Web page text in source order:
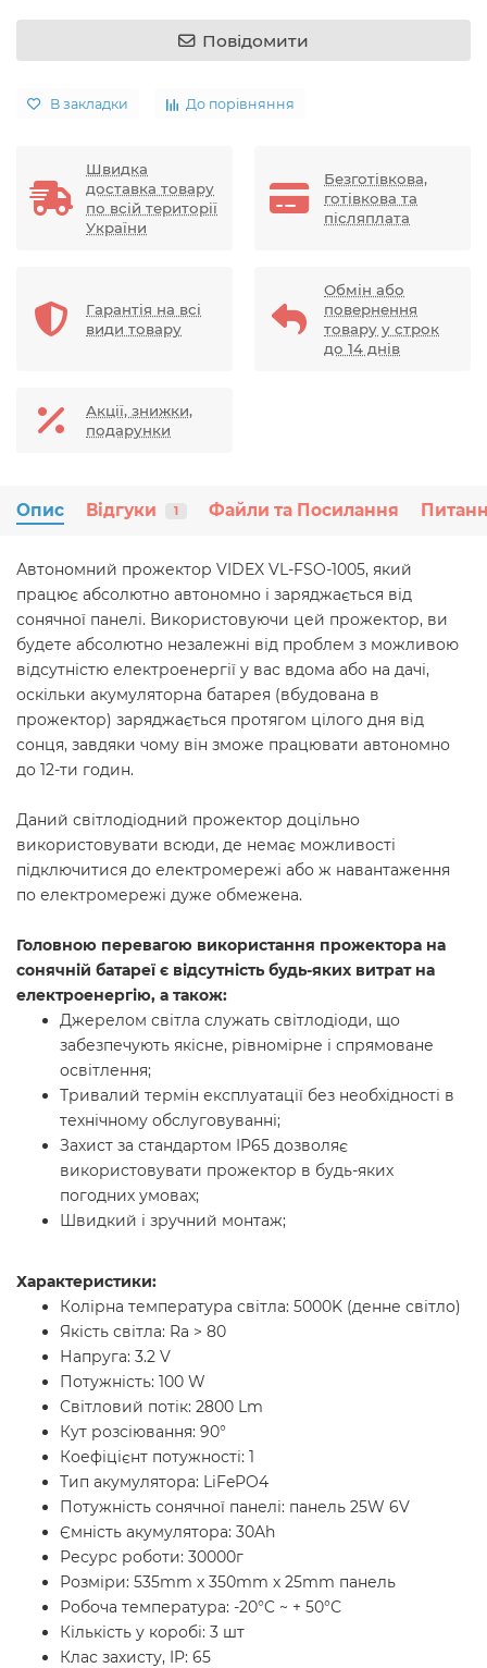
Повідомити
В закладки До порівняння
Швидка
доставка товару
по всій території
України
Безготівкова,
готівкова та
післяплата
Гарантія на всі
види товару
Обмін або
повернення
товару у строк
до 14 днів
Акції, знижки,
подарунки
Опис Відгуки 1 Файли та Посилання
Автономний прожектор VIDEX VL-FSO-1005, який
працює абсолютно автономно і заряджається від
сонячної панелі. Використовуючи цей прожектор, ви
будете абсолютно незалежні від проблем з можливою
відсутністю електроенергії у вас вдома або на дачі,
оскільки акумуляторна батарея (вбудована в
прожектор) заряджається протягом цілого дня від
сонця, завдяки чому він зможе працювати автономно
до 12-ти годин.
Даний світлодіодний прожектор доцільно
використовувати всюди, де немає можливості
підключитися до електромережі або ж навантаження
по електромережі дуже обмежена.
Головною перевагою використання прожектора на
сонячній батареї є відсутність будь-яких витрат на
електроенергію, а також:
Джерелом світла служать світлодіоди, що
забезпечують якісне, рівномірне і спрямоване
освітлення;
Тривалий термін експлуатації без необхідності в
технічному обслуговуванні;
Захист за стандартом IP65 дозволяє
використовувати прожектор в будь-яких
погодних умовах;
Швидкий і зручний монтаж;
Характеристики:
Колірна температура світла: 5000K (денне світло)
Якість світла: Ra > 80
Напруга: 3.2 V
Потужність: 100 W
Світловий потік: 2800 Lm
Кут розсіювання: 90°
Коефіцієнт потужності: 1
Тип акумулятора: LiFePO4
Потужність сонячної панелі: панель 25W 6V
Ємність акумулятора: 30Ah
Ресурс роботи: 30000г
Розміри: 535mm х 350mm х 25mm панель
Робоча температура: -20°C ~ + 50°С
Кількість у коробі: 3 шт
Клас захисту, IP: 65